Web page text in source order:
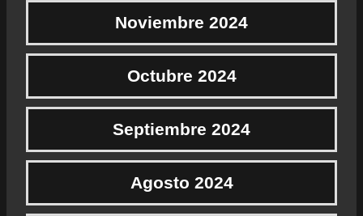
Noviembre 2024
Octubre 2024
Septiembre 2024
Agosto 2024